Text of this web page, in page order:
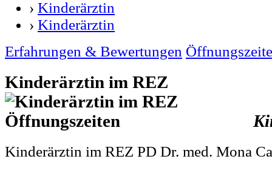
› Kinderärztin
› Kinderärztin
Erfahrungen & Bewertungen
Kinderärztin im REZ
Kinderärztin im REZ PD Dr. med. Mona